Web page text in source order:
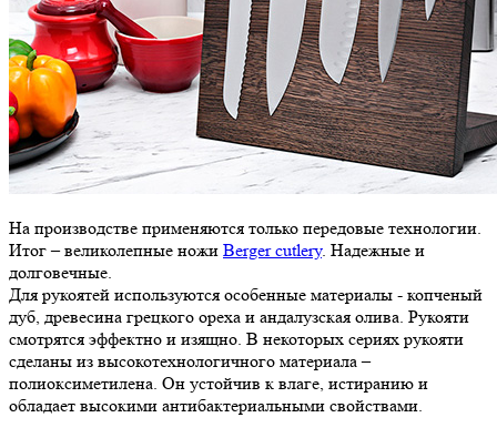
На производстве применяются только передовые технологии.
Итог – великолепные ножи Berger cutlery. Надежные и
долговечные.
Для рукоятей используются особенные материалы - копченый
дуб, древесина грецкого ореха и андалузская олива. Рукояти
смотрятся эффектно и изящно. В некоторых сериях рукояти
сделаны из высокотехнологичного материала –
полиоксиметилена. Он устойчив к влаге, истиранию и
обладает высокими антибактериальными свойствами.